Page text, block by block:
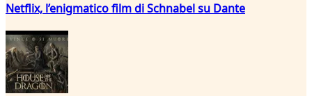
Netflix, l’enigmatico film di Schnabel su Dante